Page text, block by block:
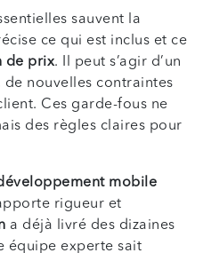
sauvent la
ce qui est inclus et ce
de prix. Il peut s’agir d’un
nouvelles contraintes
Ces garde-fous ne
des règles claires pour
mobile
rigueur et
a déjà livré des dizaines
équipe experte sait